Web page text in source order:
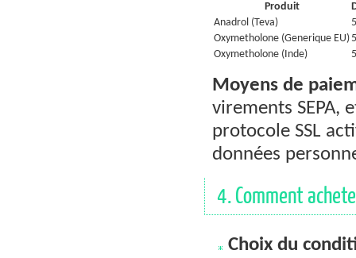
Produit
Anadrol (Teva)
Oxymetholone (Generique EU)
Oxymetholone (Inde)
Moyens de
virements SEPA,
protocole SSL
données
4. Comment
Choix du